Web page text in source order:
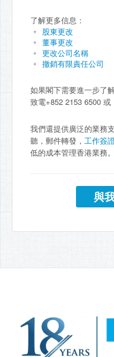
了解更多信息：
股東更改
董事更改
更改公司名稱
撤銷有限責任公司
如果閣下需要進一步了
致電+852 2153 6500 或
我們還提供廣泛的業務
聽，郵件轉發， 工作簽
低的成本管理香港業務。
與